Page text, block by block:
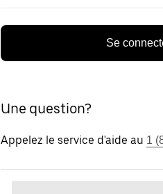
Se
Une question?
Appelez le service d'aide au 1